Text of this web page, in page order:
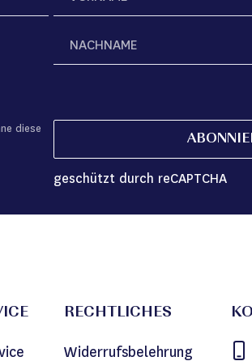
diese
geschützt durch reCAPTCHA
RECHTLICHES
Widerrufsbelehrung